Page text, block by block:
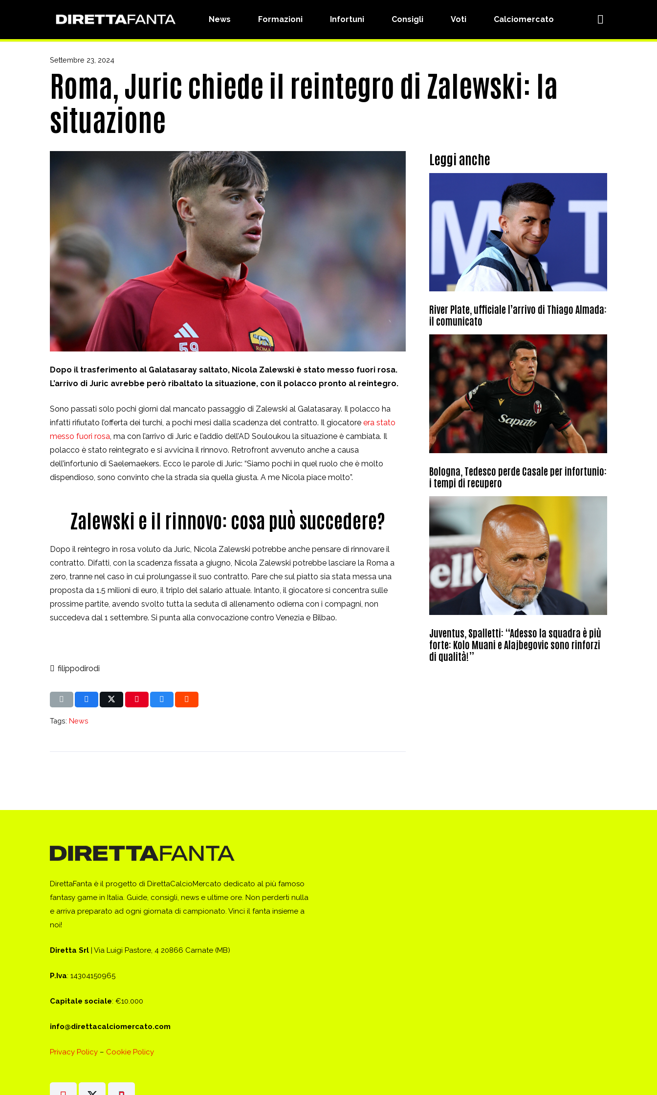
News Formazioni Infortuni Consigli Voti Calciomercato
Settembre 23, 2024
Roma, Juric chiede il reintegro di Zalewski: la
situazione
Dopo il trasferimento al Galatasaray saltato, Nicola Zalewski è stato messo fuori rosa.
L’arrivo di Juric avrebbe però ribaltato la situazione, con il polacco pronto al reintegro.
Sono passati s0lo pochi giorni dal mancato passaggio di Zalewski al Galatasaray. Il polacco ha
infatti rifiutato l’offerta dei turchi, a pochi mesi dalla scadenza del contratto. Il giocatore era stato
messo fuori rosa , ma con l’arrivo di Juric e l’addio dell’AD Souloukou la situazione è cambiata. Il
polacco è stato reintegrato e si avvicina il rinnovo. Retrofront avvenuto anche a causa
dell’infortunio di Saelemaekers. Ecco le parole di Juric: “Siamo pochi in quel ruolo che è molto
dispendioso, sono convinto che la strada sia quella giusta. A me Nicola piace molto”.
Zalewski e il rinnovo: cosa può succedere?
Dopo il reintegro in rosa voluto da Juric, Nicola Zalewski potrebbe anche pensare di rinnovare il
contratto. Difatti, con la scadenza fissata a giugno, Nicola Zalewski potrebbe lasciare la Roma a
zero, tranne nel caso in cui prolungasse il suo contratto. Pare che sul piatto sia stata messa una
proposta da 1.5 milioni di euro, il triplo del salario attuale. Intanto, il giocatore si concentra sulle
prossime partite, avendo svolto tutta la seduta di allenamento odierna con i compagni, non
succedeva dal 1 settembre. Si punta alla convocazione contro Venezia e Bilbao.
filippodirodi
Leggi anche
River Plate, ufficiale l’arrivo di Thiago Almada:
il comunicato
Bologna, Tedesco perde Casale per infortunio:
i tempi di recupero
Juventus, Spalletti: “Adesso la squadra è più
forte: Kolo Muani e Alajbegovic sono rinforzi
di qualità!”
Tags: News
DirettaFanta è il progetto di DirettaCalcioMercato dedicato al più famoso
fantasy game in Italia. Guide, consigli, news e ultime ore. Non perderti nulla
e arriva preparato ad ogni giornata di campionato. Vinci il fanta insieme a
noi!
Diretta Srl | Via Luigi Pastore, 4 20866 Carnate (MB)
P.Iva: 14304150965
Capitale sociale: €10.000
info@direttacalciomercato.com
Privacy Policy – Cookie Policy